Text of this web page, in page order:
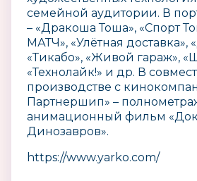
семейной аудитории. В
– «Дракоша Тоша», «Спорт
МАТЧ», «Улётная доставка»,
«Тикабо», «Живой гараж»,
«Технолайк!» и др. В
производстве с
Партнершип» –
анимационный фильм
Динозавров».
https://www.yarko.com/